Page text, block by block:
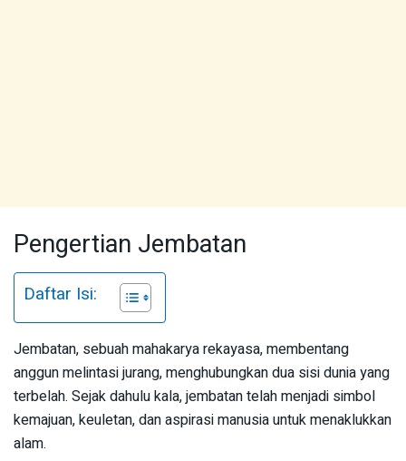
Pengertian Jembatan
Daftar Isi:
Jembatan, sebuah mahakarya rekayasa, membentang
anggun melintasi jurang, menghubungkan dua sisi dunia yang
terbelah. Sejak dahulu kala, jembatan telah menjadi simbol
kemajuan, keuletan, dan aspirasi manusia untuk menaklukkan
alam.